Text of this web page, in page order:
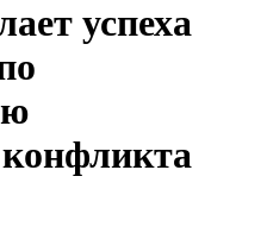
успеха
конфликта